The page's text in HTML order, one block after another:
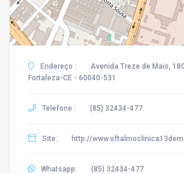
Endereço :
Avenida Treze de Maio,
Fortaleza-CE - 60040-531
Telefone : (85) 32434-477
Site: http://
Whatsapp: (85) 32434-477